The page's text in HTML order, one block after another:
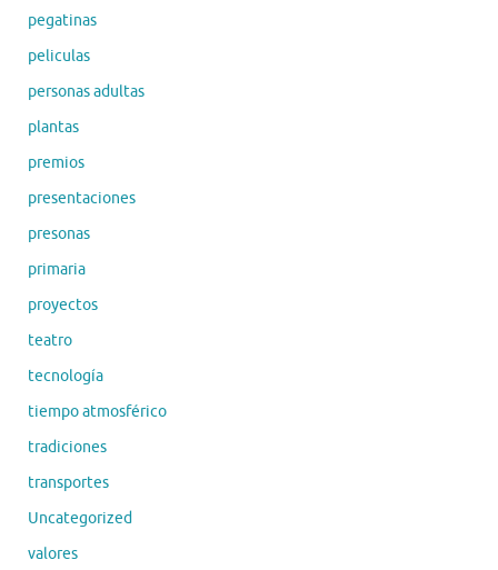
pegatinas
peliculas
personas adultas
plantas
premios
presentaciones
presonas
primaria
proyectos
teatro
tecnología
tiempo atmosférico
tradiciones
transportes
Uncategorized
valores